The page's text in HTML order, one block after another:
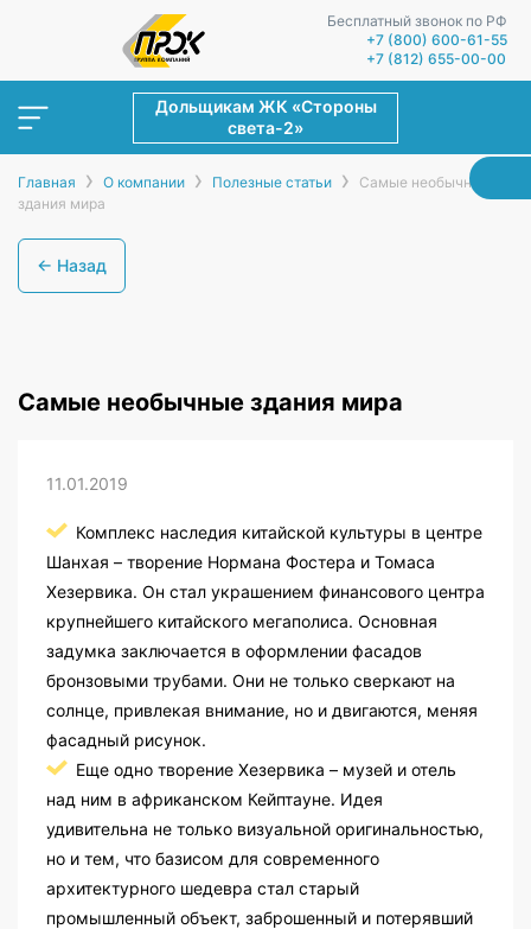
Бесплатный звонок по РФ
+7 (800) 600-61-55
+7 (812) 655-00-00
Дольщикам ЖК «Стороны
света-2»
Главная › О компании › Полезные статьи ›
Самые необычные
здания мира
← Назад
Самые необычные здания мира
11.01.2019
Комплекс наследия китайской культуры в центре
Шанхая – творение Нормана Фостера и Томаса
Хезервика. Он стал украшением финансового центра
крупнейшего китайского мегаполиса. Основная
задумка заключается в оформлении фасадов
бронзовыми трубами. Они не только сверкают на
солнце, привлекая внимание, но и двигаются, меняя
фасадный рисунок.
Еще одно творение Хезервика – музей и отель
над ним в африканском Кейптауне. Идея
удивительна не только визуальной оригинальностью,
но и тем, что базисом для современного
архитектурного шедевра стал старый
промышленный объект, заброшенный и потерявший